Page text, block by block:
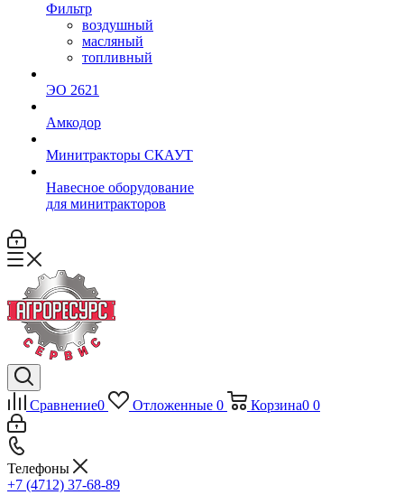
Фильтр
воздушный
масляный
топливный
ЭО 2621
Амкодор
Минитракторы СКАУТ
Навесное оборудование
для минитракторов
Сравнение0 Отложенные 0 Корзина0 0
Телефоны
+7 (4712) 37-68-89